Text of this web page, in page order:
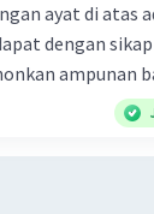
Rasa Syukur:
dapat
betapa
kita lebih
ayat di atas
dengan sikap
ampunan
musyawarah,